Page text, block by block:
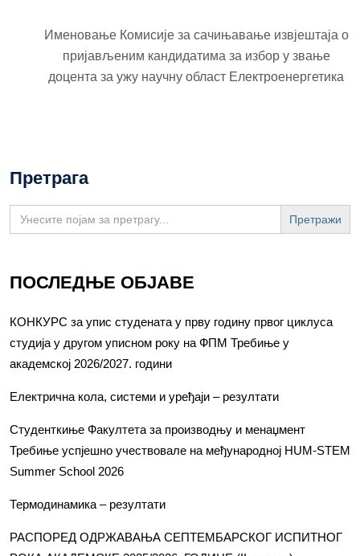
Именовање Комисије за сачињавање извјештаја о
пријављеним кандидатима за избор у звање
доцента за ужу научну област Електроенергетика
Претрага
Search
for:
ПОСЛЕДЊЕ ОБЈАВЕ
КОНКУРС за упис студената у прву годину првог циклуса
студија у другом уписном року на ФПМ Требиње у
академској 2026/2027. години
Електрична кола, системи и уређаји – резултати
Студенткиње Факултета за производњу и менаџмент
Требиње успјешно учествовале на међународној HUM-STEM
Summer School 2026
Термодинамика – резултати
РАСПОРЕД ОДРЖАВАЊА СЕПТЕМБАРСКОГ ИСПИТНОГ